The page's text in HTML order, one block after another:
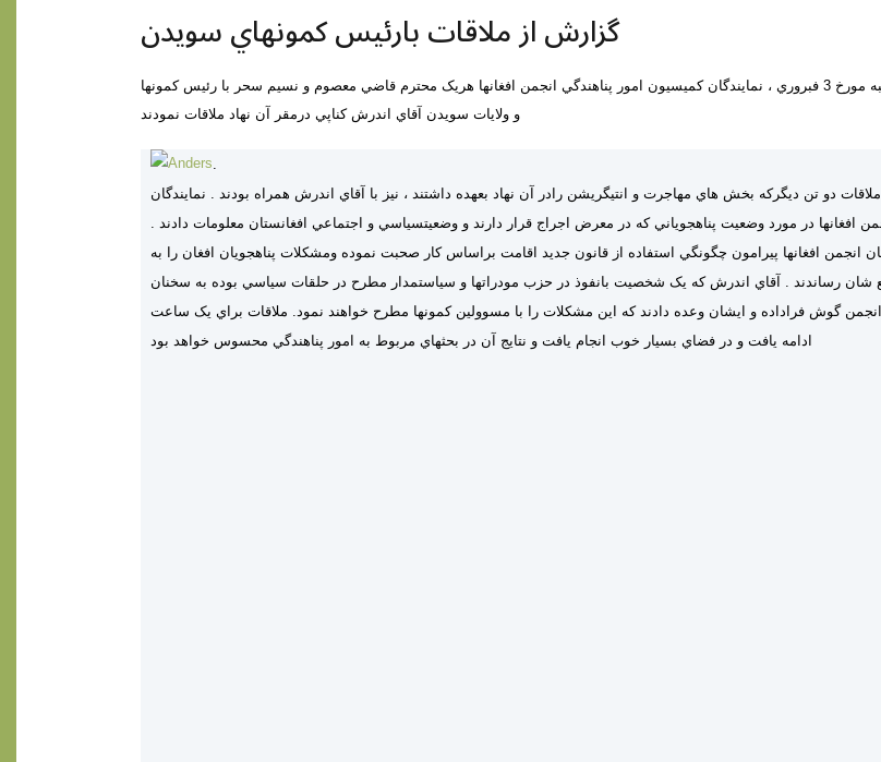
گزارش از ملاقات بارئيس کمونهاي سويدن
روز سه شنبه مورخ 3 فبروري ، نمايندگان کميسيون امور پناهندگي انجمن افغانها هريک محترم قاضي معصوم و نسيم سحر با رئيس کمونها
و ولايات سويدن آقاي اندرش کناپي درمقر آن نهاد ملاقات نمودند
دو تن ديگرکه بخش هاي مهاجرت و انتيگريشن رادر آن نهاد بعهده داشتند ، نيز با آقاي اندرش همراه بودند
نمايندگان
افغانها در مورد وضعيت پناهجوياني که در معرض اجراج قرار دارند و وضعيتسياسي و اجتماعي افغانستان معلومات دادند .
انجمن افغانها پيرامون چگونگي استفاده از قانون جديد اقامت براساس کار صحبت نموده ومشکلات پناهجويان افغان را به
شان رساندند . آقاي اندرش که يک شخصيت بانفوذ در حزب مودراتها و سياستمدار مطرح در حلقات سياسي بوده به سخنان
انجمن گوش فراداده و ايشان وعده دادند که اين مشکلات را با مسوولين کمونها مطرح خواهند نمود
ملاقات براي يک ساعت
ادامه يافت و در فضاي بسيار خوب انجام يافت و نتايج آن در بحثهاي مربوط به امور پناهندگي محسوس خواهد بود